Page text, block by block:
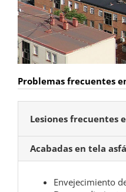
Problemas frecuentes
Lesiones frecuentes
Acabadas en tela
Envejecimiento